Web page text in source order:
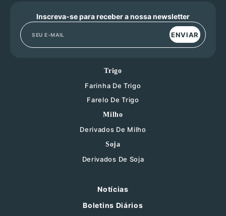
Inscreva-se para receber a nossa newsletter
ENVIAR
Trigo
Farinha De Trigo
Farelo De Trigo
Milho
Derivados De Milho
Soja
Derivados De Soja
Notícias
Boletins Diários